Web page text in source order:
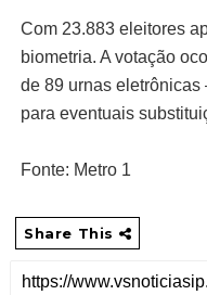
Com 23.883 eleitores
biometria. A votação
de 89 urnas
para eventuais
Fonte: Metro 1
Share This